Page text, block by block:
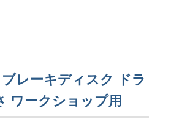
レーキディスク ドラ
ワークショップ用